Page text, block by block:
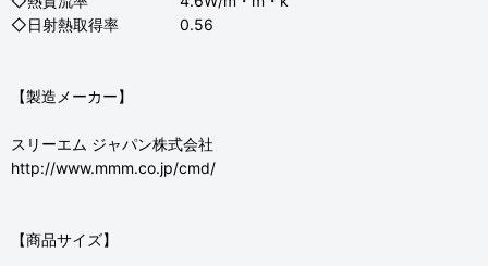
◇日射熱取得率 0.56
【製造メーカー】
スリーエム ジャパン株式会社
http://www.mmm.co.jp/cmd/
【商品サイズ】